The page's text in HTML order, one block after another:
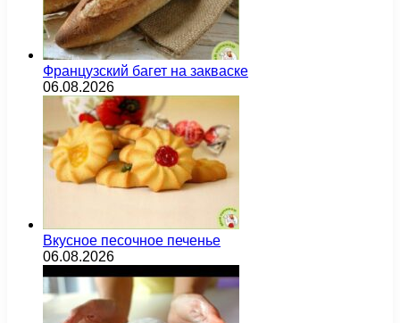
Французский багет на закваске
06.08.2026
Вкусное песочное печенье
06.08.2026